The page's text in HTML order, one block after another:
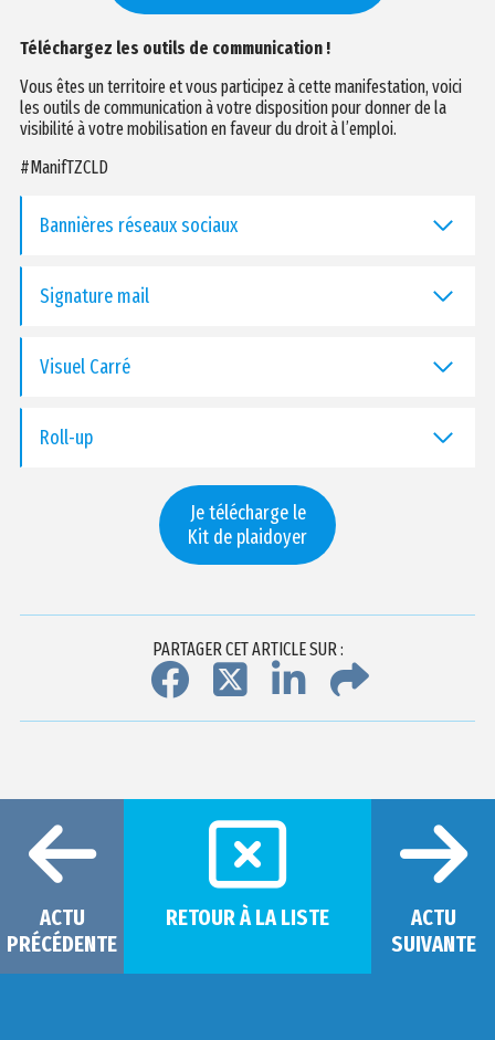
Téléchargez les outils de communication !
Vous êtes un territoire et vous participez à cette manifestation, voici
les outils de communication à votre disposition pour donner de la
visibilité à votre mobilisation en faveur du droit à l’emploi.
#ManifTZCLD
Bannières réseaux sociaux
Signature mail
Visuel Carré
Roll-up
Je télécharge le
Kit de plaidoyer
PARTAGER CET ARTICLE SUR :
ACTU
PRÉCÉDENTE
RETOUR À LA LISTE
ACTU
SUIVANTE